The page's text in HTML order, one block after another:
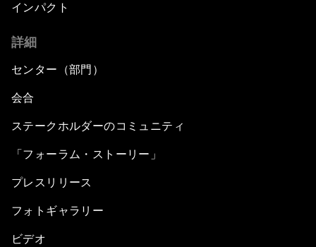
インパクト
詳細
センター（部門）
会合
ステークホルダーのコミュニティ
「フォーラム・ストーリー」
プレスリリース
フォトギャラリー
ビデオ